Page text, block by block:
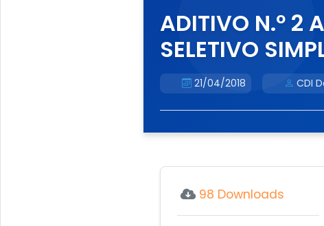
ADITIVO N.º 2
SELETIVO
21/04/2018 CDI
98 Downloads